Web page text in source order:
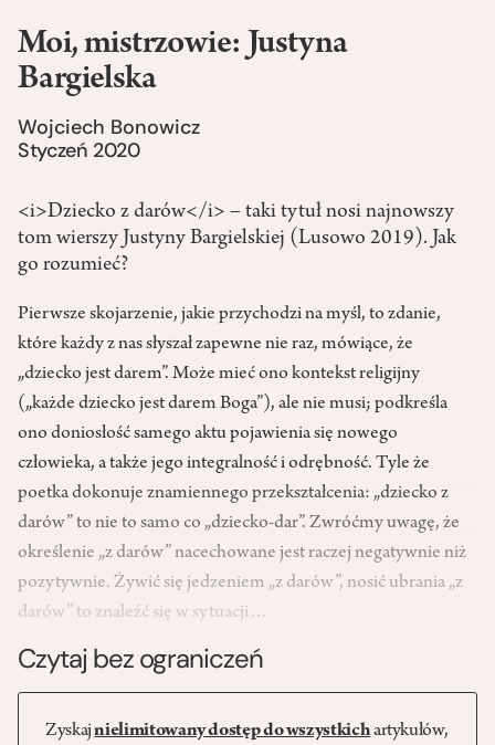
Moi, mistrzowie: Justyna
Bargielska
Wojciech Bonowicz
Styczeń 2020
<i>Dziecko z darów</i> – taki tytuł nosi najnowszy
tom wierszy Justyny Bargielskiej (Lusowo 2019). Jak
go rozumieć?
Pierwsze skojarzenie, jakie przy­chodzi na myśl, to zdanie,
które każdy z nas sły­szał zapewne nie raz, mówiące, że
„dziecko jest darem”. Może mieć ono kontekst religijny
(„każde dziecko jest darem Boga”), ale nie musi; pod­kreśla
ono doniosłość samego aktu pojawienia się nowego
człowieka, a także jego integralność i odrębność. Tyle że
poetka dokonuje znamiennego przekształcenia: „dziecko z
darów” to nie to samo co „dziecko-dar”. Zwróćmy uwagę, że
określenie „z darów” nacechowane jest raczej negatywnie niż
pozytywnie. Żywić się jedzeniem „z darów”, nosić ubrania „z
darów” to znaleźć się w sytuacji…
Czytaj bez ograniczeń
Zyskajnielimitowany dostęp do wszystkichartykułów,